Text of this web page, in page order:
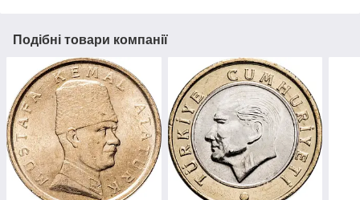
Подібні товари компанії